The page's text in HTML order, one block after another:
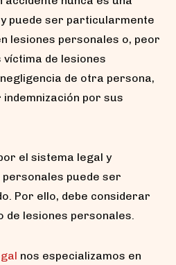
puede ser particularmente
lesiones personales o, peor
víctima de lesiones
de otra persona,
por sus
el sistema legal y
puede ser
Por ello, debe considerar
de lesiones personales.
nos especializamos en